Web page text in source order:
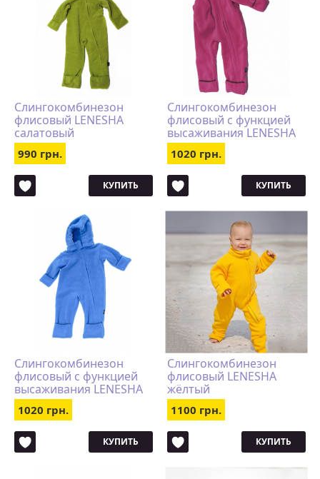
Слингокомбинезон
флисовый LENESHA
салатовый
990 грн.
КУПИТЬ
Слингокомбинезон
флисовый с функцией
высаживания LENESHA
розовый
1020 грн.
КУПИТЬ
Слингокомбинезон
флисовый с функцией
высаживания LENESHA
голубой
1020 грн.
КУПИТЬ
Слингокомбинезон
флисовый LENESHA
жёлтый
1100 грн.
КУПИТЬ